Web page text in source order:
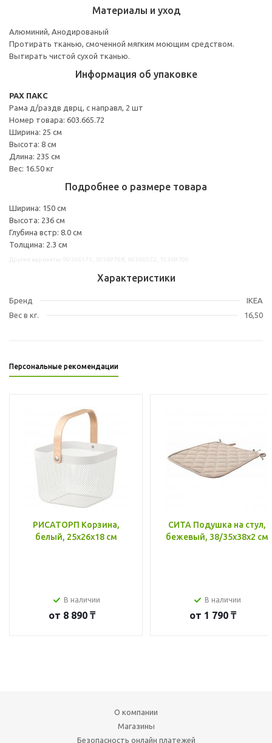
Материалы и уход
Алюминий, Анодированый
Протирать тканью, смоченной мягким моющим средством.
Вытирать чистой сухой тканью.
Информация об упаковке
PAX ПАКС
Рама д/раздв дврц, с направл, 2 шт
Номер товара: 603.665.72
Ширина: 25 см
Высота: 8 см
Длина: 235 см
Вес: 16.50 кг
Подробнее о размере товара
Ширина: 150 см
Высота: 236 см
Глубина встр: 8.0 см
Толщина: 2.3 см
Характеристики
Бренд
IKEA
Вес в кг.
16,50
Персональные рекомендации
РИСАТОРП Корзина,
белый, 25x26x18 см
В наличии
от 8 890 ₸
СИТА Подушка на стул,
бежевый, 38/35x38x2 см
В наличии
от 1 790 ₸
О компании
Магазины
Безопасность онлайн платежей